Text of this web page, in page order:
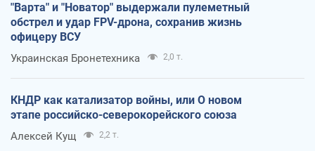
"Варта" и "Новатор" выдержали пулеметный
обстрел и удар FPV-дрона, сохранив жизнь
офицеру ВСУ
Украинская Бронетехника 2,0 т.
КНДР как катализатор войны, или О новом
этапе российско-северокорейского союза
Алексей Кущ 2,2 т.